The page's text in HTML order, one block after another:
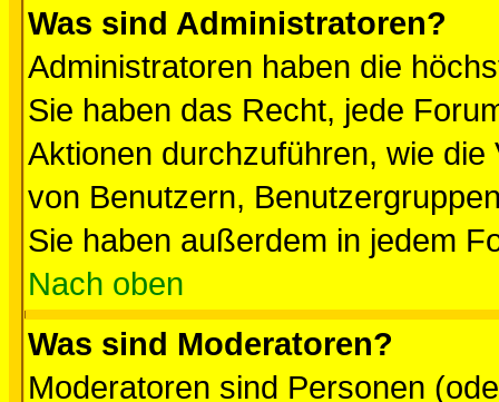
Was sind Administratoren?
Administratoren haben die
Sie haben das Recht, jede
Aktionen durchzuführen, wie
von Benutzern,
Sie haben außerdem in jedem
Nach oben
Was sind Moderatoren?
Moderatoren sind Personen